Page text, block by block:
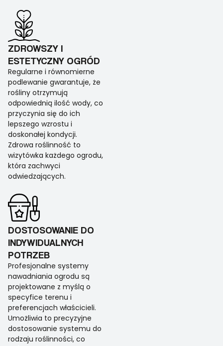
ZDROWSZY I
ESTETYCZNY OGRÓD
Regularne i równomierne
podlewanie gwarantuje, że
rośliny otrzymują
odpowiednią ilość wody, co
przyczynia się do ich
lepszego wzrostu i
doskonałej kondycji.
Zdrowa roślinność to
wizytówka każdego ogrodu,
która zachwyci
odwiedzających.
DOSTOSOWANIE DO
INDYWIDUALNYCH
POTRZEB
Profesjonalne systemy
nawadniania ogrodu są
projektowane z myślą o
specyfice terenu i
preferencjach właścicieli.
Umożliwia to precyzyjne
dostosowanie systemu do
rodzaju roślinności, co